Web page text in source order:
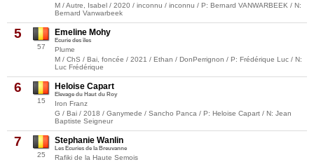
M / Autre, Isabel / 2020 / inconnu / inconnu / P: Bernard VANWARBEEK / N:
Bernard Vanwarbeek
5
57
Emeline Mohy
Ecurie des îles
Plume
M / ChS / Bai, foncée / 2021 / Ethan / DonPerrignon / P: Frédérique Luc / N:
Luc Frédérique
6
15
Heloise Capart
Elevage du Haut du Roy
Iron Franz
G / Bai / 2018 / Ganymede / Sancho Panca / P: Heloise Capart / N: Jean
Baptiste Seigneur
7
25
Stephanie Wanlin
Les Ecuries de la Breuvanne
Rafiki de la Haute Semois